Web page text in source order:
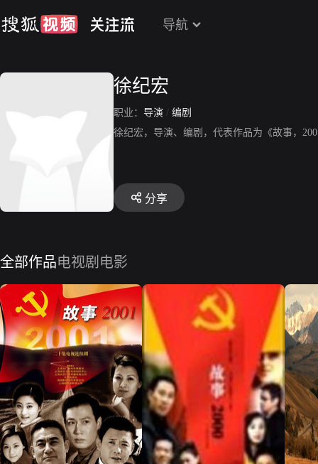
导航
徐纪宏
职业： 导演 / 编剧
徐纪宏，导演、编剧，代表作品为《故事，
分享
全部作品电视剧 电影